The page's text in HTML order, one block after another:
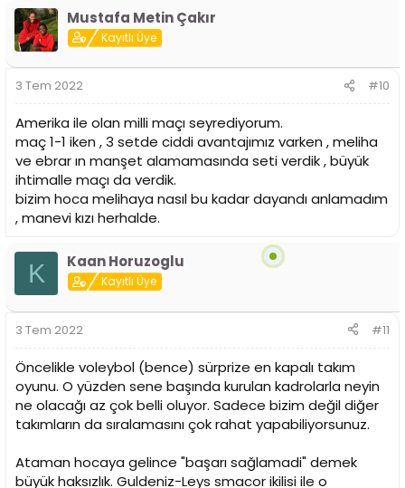
k
i
l
Mustafa Metin Çakır
Kayıtlı Üye
3 Tem 2022 #10
Amerika ile olan milli maçı seyrediyorum.
maç 1-1 iken , 3 setde ciddi avantajımız varken , meliha
ve ebrar ın manşet alamamasında seti verdik , büyük
ihtimalle maçı da verdik.
bizim hoca melihaya nasıl bu kadar dayandı anlamadım
, manevi kızı herhalde.
K Kaan Horuzoglu
Kayıtlı Üye
3 Tem 2022 #11
Öncelikle voleybol (bence) sürprize en kapalı takım
oyunu. O yüzden sene başında kurulan kadrolarla neyin
ne olacağı az çok belli oluyor. Sadece bizim değil diğer
takımların da sıralamasını çok rahat yapabiliyorsunuz.
Ataman hocaya gelince "başarı sağlamadi" demek
büyük haksızlık. Guldeniz-Leys smacor ikilisi ile o